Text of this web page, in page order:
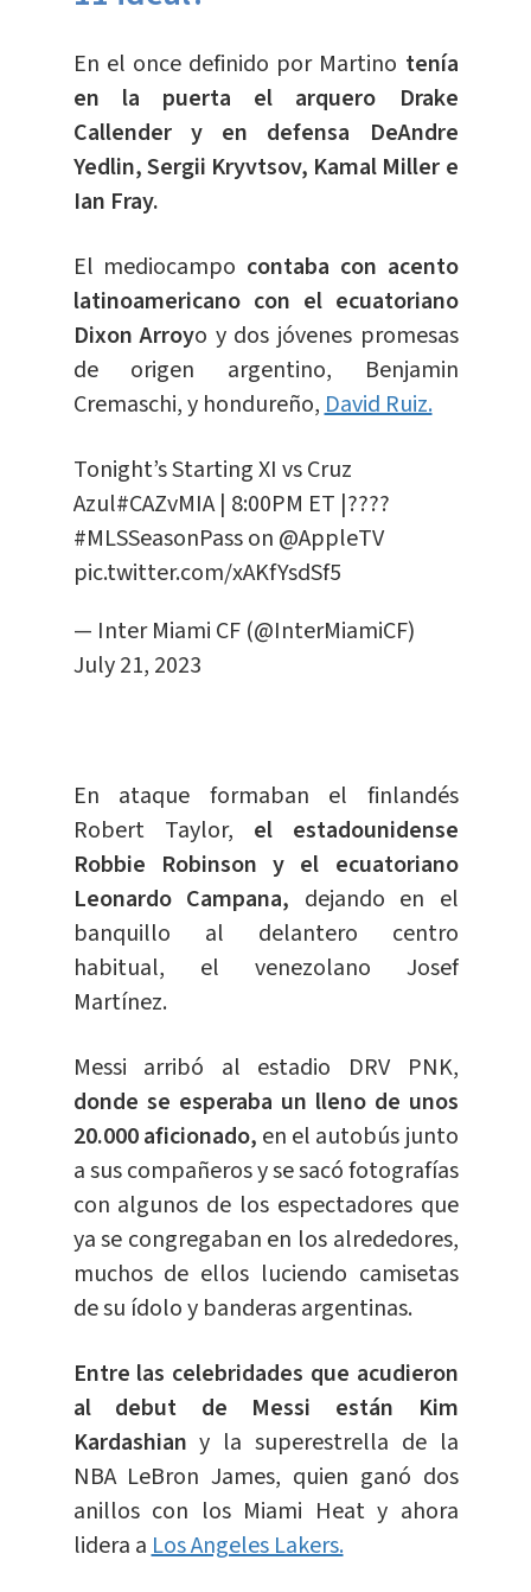
En el once definido por Martino tenía
en la puerta el arquero Drake
Callender y en defensa DeAndre
Yedlin, Sergii Kryvtsov, Kamal Miller e
Ian Fray.
El mediocampo contaba con acento
latinoamericano con el ecuatoriano
Dixon Arroyo y dos jóvenes promesas
de origen argentino, Benjamin
Cremaschi, y hondureño,David Ruiz.
Tonight’s Starting XI vs Cruz
Azul#CAZvMIA| 8:00PM ET |????
#MLSSeasonPasson @AppleTV
pic.twitter.com/xAKfYsdSf5
— Inter Miami CF (@InterMiamiCF)
July 21, 2023
En ataque formaban el finlandés
Robert Taylor, el estadounidense
Robbie Robinson y el ecuatoriano
Leonardo Campana, dejando en el
banquillo al delantero centro
habitual, el venezolano Josef
Martínez.
Messi arribó al estadio DRV PNK,
donde se esperaba un lleno de unos
20.000 aficionado, en el autobús junto
a sus compañeros y se sacó fotografías
con algunos de los espectadores que
ya se congregaban en los alrededores,
muchos de ellos luciendo camisetas
de su ídolo y banderas argentinas.
Entre las celebridades que acudieron
al debut de Messi están Kim
Kardashiany la superestrella de la
NBA LeBron James, quien ganó dos
anillos con los Miami Heat y ahora
lidera aLos Angeles Lakers.